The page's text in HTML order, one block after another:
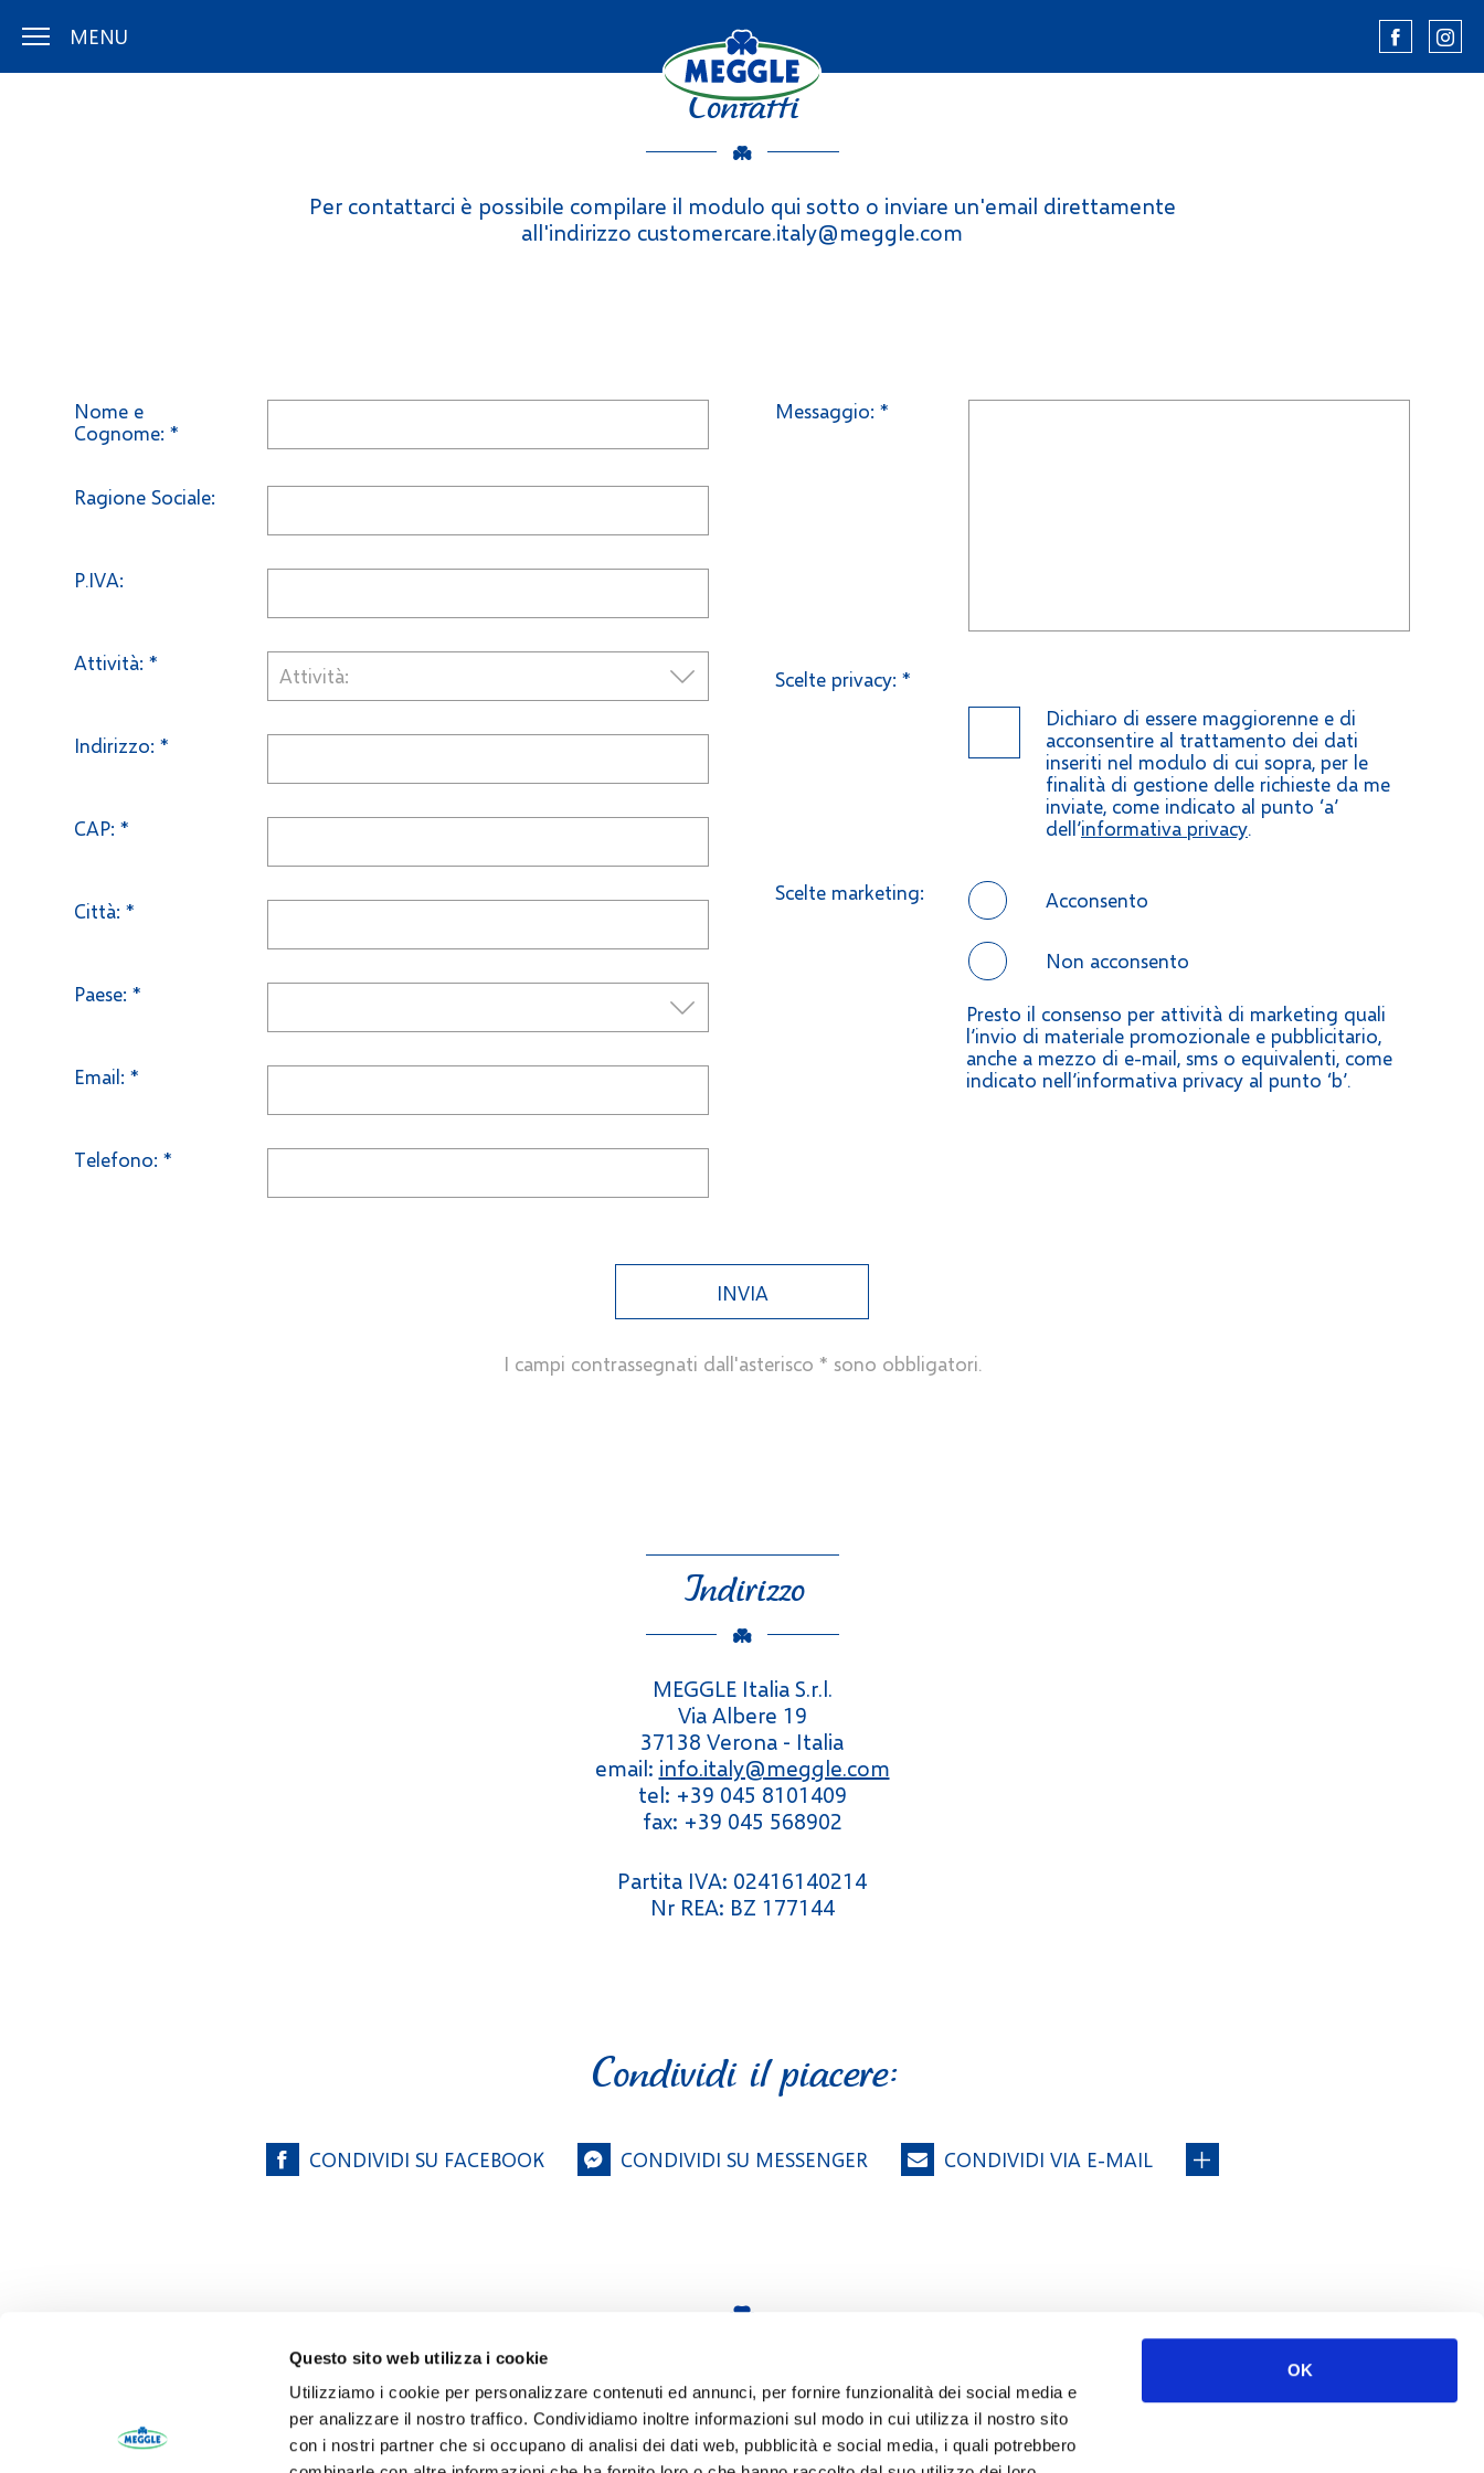
Questo sito web utilizza i cookie
Utilizziamo i cookie per personalizzare contenuti ed annunci, per fornire funzionalità dei social media e
per analizzare il nostro traffico. Condividiamo inoltre informazioni sul modo in cui utilizza il nostro sito
con i nostri partner che si occupano di analisi dei dati web, pubblicità e social media, i quali potrebbero
OK
MENU
Contatti
Per contattarci è possibile compilare il modulo qui sotto o inviare un'email direttamente
all'indirizzo customercare.italy@meggle.com
Nome e
Cognome: *
Ragione Sociale:
P.IVA:
Attività: *
Indirizzo: *
CAP: *
Città: *
Paese: *
Email: *
Telefono: *
Messaggio: *
Scelte privacy: *
Dichiaro di essere maggiorenne e di
acconsentire al trattamento dei dati
inseriti nel modulo di cui sopra, per le
finalità di gestione delle richieste da me
inviate, come indicato al punto ‘a’
dell’informativa privacy.
Scelte marketing: Acconsento
Non acconsento
Presto il consenso per attività di marketing quali
l’invio di materiale promozionale e pubblicitario,
anche a mezzo di e-mail, sms o equivalenti, come
indicato nell’informativa privacy al punto ‘b’.
INVIA
I campi contrassegnati dall'asterisco * sono obbligatori.
Indirizzo
MEGGLE Italia S.r.l.
Via Albere 19
37138 Verona - Italia
email: info.italy@meggle.com
tel: +39 045 8101409
fax: +39 045 568902
Partita IVA: 02416140214
Nr REA: BZ 177144
Condividi il piacere:
CONDIVIDI SU FACEBOOK CONDIVIDI SU MESSENGER CONDIVIDI VIA E-MAIL
Azienda Contatti Impressum Privacy Policy Whistleblowing